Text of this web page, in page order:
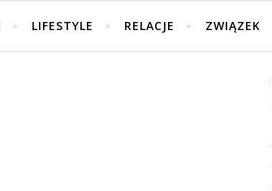
LIFESTYLE RELACJE ZWIĄZEK